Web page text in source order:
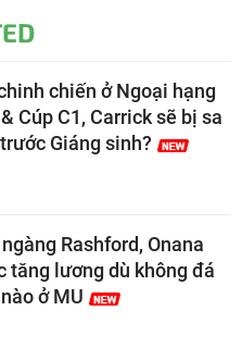
chiến ở Ngoại hạng
Cúp C1, Carrick sẽ bị sa
Giáng sinh?
Rashford, Onana
tăng lương dù không đá
ở MU